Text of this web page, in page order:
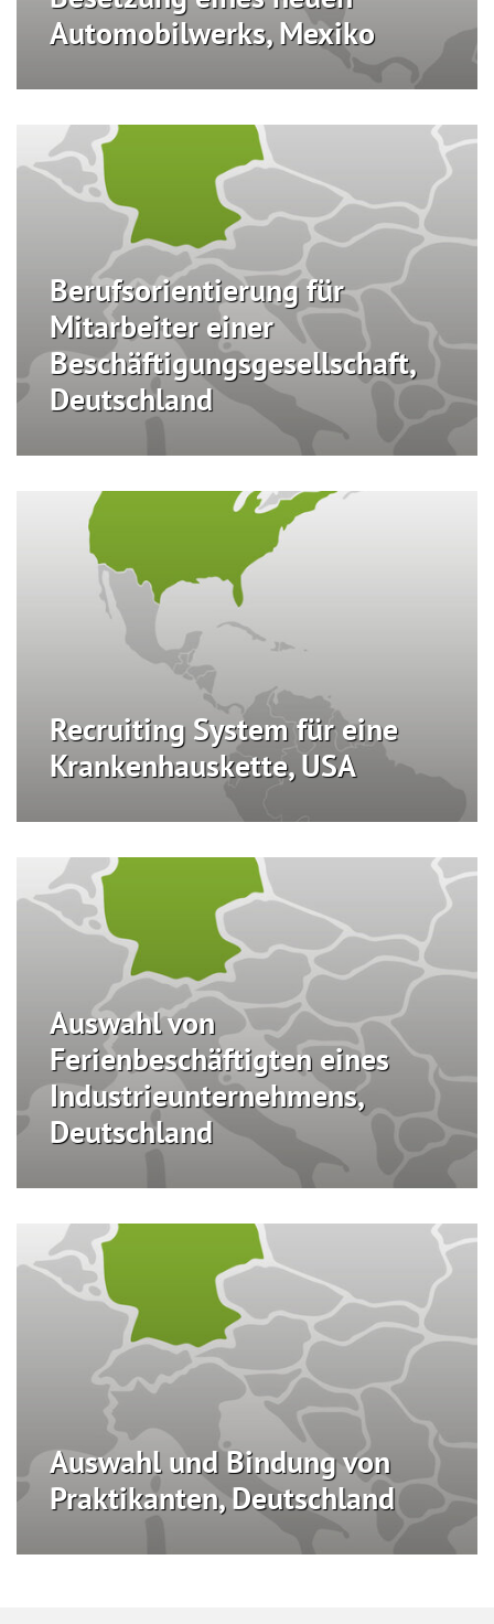
Automobilwerks, Mexiko
Berufsorientierung für
Mitarbeiter einer
Beschäftigungsgesellschaft,
Deutschland
Recruiting System für eine
Krankenhauskette, USA
Auswahl von
Ferienbeschäftigten eines
Industrieunternehmens,
Deutschland
Auswahl und Bindung von
Praktikanten, Deutschland